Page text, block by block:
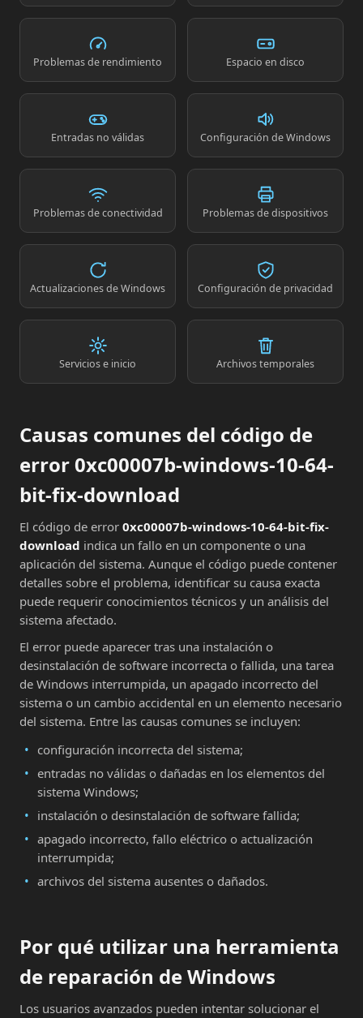
Problemas de rendimiento Espacio en disco
Entradas no válidas Configuración de Windows
Problemas de conectividad Problemas de dispositivos
Actualizaciones de Windows Configuración de privacidad
Servicios e inicio Archivos temporales
Causas comunes del código de
error 0xc00007b-windows-10-64-
bit-fix-download
El código de error 0xc00007b-windows-10-64-bit-fix-
download indica un fallo en un componente o una
aplicación del sistema. Aunque el código puede contener
detalles sobre el problema, identificar su causa exacta
puede requerir conocimientos técnicos y un análisis del
sistema afectado.
El error puede aparecer tras una instalación o
desinstalación de software incorrecta o fallida, una tarea
de Windows interrumpida, un apagado incorrecto del
sistema o un cambio accidental en un elemento necesario
del sistema. Entre las causas comunes se incluyen:
configuración incorrecta del sistema;
entradas no válidas o dañadas en los elementos del
sistema Windows;
instalación o desinstalación de software fallida;
apagado incorrecto, fallo eléctrico o actualización
interrumpida;
archivos del sistema ausentes o dañados.
Por qué utilizar una herramienta
de reparación de Windows
Los usuarios avanzados pueden intentar solucionar el